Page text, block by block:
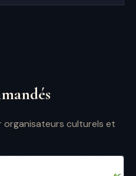
organisateurs culturels et